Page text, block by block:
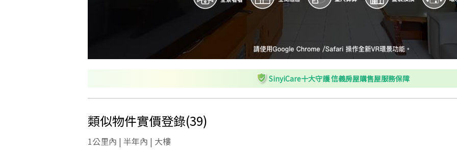
SinyiCare十大守護 信義房屋購售屋服務保障
類似物件實價登錄(39)
1公里內 | 半年內 | 大樓